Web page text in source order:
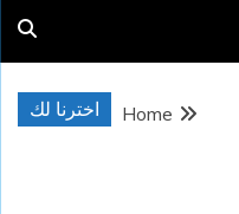
اخترنا لك Home